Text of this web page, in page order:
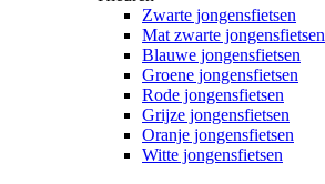
Zwarte jongensfietsen
Mat zwarte jongensfietsen
Blauwe jongensfietsen
Groene jongensfietsen
Rode jongensfietsen
Grijze jongensfietsen
Oranje jongensfietsen
Witte jongensfietsen